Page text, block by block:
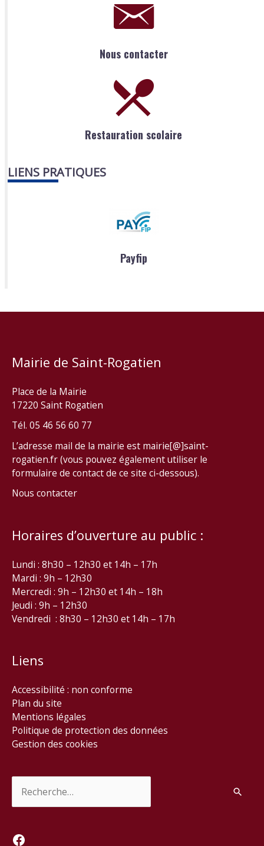
Nous contacter
Restauration scolaire
LIENS PRATIQUES
Payfip
Mairie de Saint-Rogatien
Place de la Mairie
17220 Saint Rogatien
Tél. 05 46 56 60 77
L’adresse mail de la mairie est mairie[@]saint-
rogatien.fr (vous pouvez également utiliser le
formulaire de contact de ce site ci-dessous).
Nous contacter
Horaires d’ouverture au public :
Lundi : 8h30 – 12h30 et 14h – 17h
Mardi : 9h – 12h30
Mercredi : 9h – 12h30 et 14h – 18h
Jeudi : 9h – 12h30
Vendredi : 8h30 – 12h30 et 14h – 17h
Liens
Accessibilité : non conforme
Plan du site
Mentions légales
Politique de protection des données
Gestion des cookies
Facebook